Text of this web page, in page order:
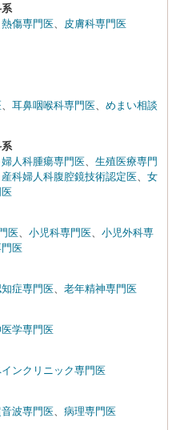
熱傷専門医、 皮膚科専門医
、 耳鼻咽喉科専門医、 めまい相談
婦人科腫瘍専門医、 生殖医療専門
産科婦人科腹腔鏡技術認定医、 女
医、 小児科専門医、 小児外科専
医
症専門医、 老年精神専門医
学専門医
ンクリニック専門医
音波専門医、 病理専門医